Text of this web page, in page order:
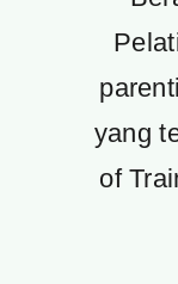
yang
of